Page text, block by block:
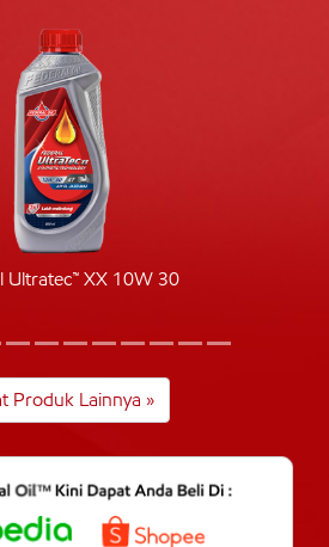
Ultratec™ XX 10W 30
Produk Lainnya »